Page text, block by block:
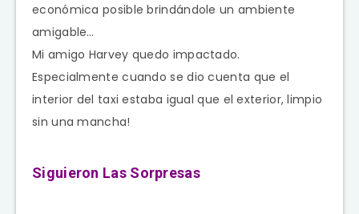
económica posible brindándole un ambiente
amigable…
Mi amigo Harvey quedo impactado.
Especialmente cuando se dio cuenta que el
interior del taxi estaba igual que el exterior, limpio
sin una mancha!
Siguieron Las Sorpresas